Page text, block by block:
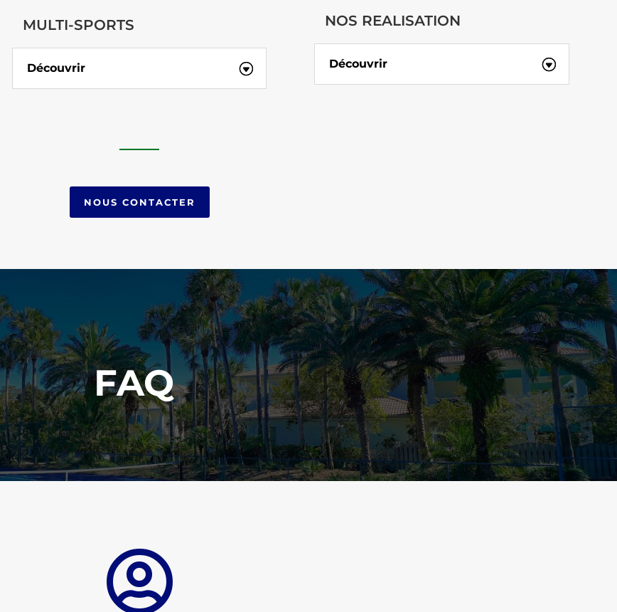
MULTI-SPORTS
Découvrir
NOS REALISATION
Découvrir
NOUS CONTACTER
FAQ
